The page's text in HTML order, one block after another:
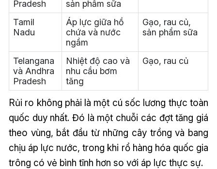
Pradesh
sản phẩm sữa
Tamil
Nadu
Áp lực giữa hồ
chứa và nước
ngầm
Gạo, rau củ,
sản phẩm sữa
Telangana
và Andhra
Pradesh
Nhiệt độ cao và
nhu cầu bơm
tăng
Gạo, rau củ
Rủi ro không phải là một cú sốc lương thực toàn
quốc duy nhất. Đó là một chuỗi các đợt tăng giá
theo vùng, bắt đầu từ những cây trồng và bang
chịu áp lực nước, trong khi rổ hàng hóa quốc gia
trông có vẻ bình tĩnh hơn so với áp lực thực sự.